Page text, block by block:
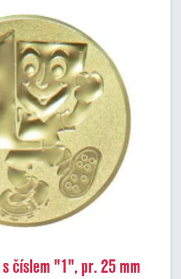
číslem "1", pr. 25 mm